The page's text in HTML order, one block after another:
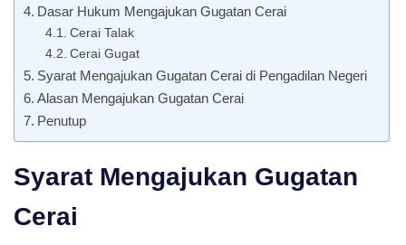
Dasar Hukum Mengajukan Gugatan Cerai
Cerai Talak
Cerai Gugat
Syarat Mengajukan Gugatan Cerai di Pengadilan Negeri
Alasan Mengajukan Gugatan Cerai
Penutup
Syarat Mengajukan Gugatan
Cerai